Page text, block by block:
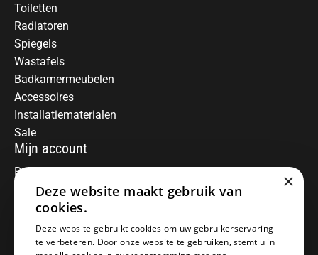
Toiletten
Radiatoren
Spiegels
Wastafels
Badkamermeubelen
Accessoires
Installatiematerialen
Sale
Mijn account
Registreren
Mijn bestellingen
Informatie
Over ons
Algemene voorwaarden
×
Deze website maakt gebruik van
cookies.
Deze website gebruikt cookies om uw gebruikerservaring
te verbeteren. Door onze website te gebruiken, stemt u in